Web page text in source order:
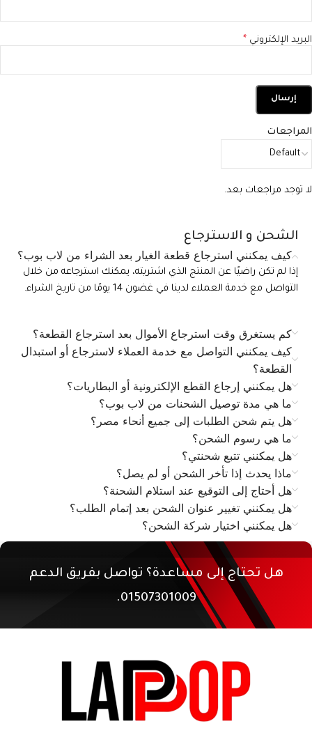
المراجعات
لا توجد مراجعات بعد.
البريد الإلكتروني *
الشحن و الاسترجاع
كيف يمكنني استرجاع قطعة الغيار بعد الشراء من لاب بوب؟
إذا لم تكن راضيًا عن المنتج الذي اشتريته، يمكنك استرجاعه من خلال
التواصل مع خدمة العملاء لدينا في غضون 14 يومًا من تاريخ الشراء.
كم يستغرق وقت استرجاع الأموال بعد استرجاع القطعة؟
كيف يمكنني التواصل مع خدمة العملاء لاسترجاع أو استبدال
القطعة؟
هل يمكنني إرجاع القطع الإلكترونية أو البطاريات؟
ما هي مدة توصيل الشحنات من لاب بوب؟
هل يتم شحن الطلبات إلى جميع أنحاء مصر؟
ما هي رسوم الشحن؟
هل يمكنني تتبع شحنتي؟
ماذا يحدث إذا تأخر الشحن أو لم يصل؟
هل أحتاج إلى التوقيع عند استلام الشحنة؟
هل يمكنني تغيير عنوان الشحن بعد إتمام الطلب؟
هل يمكنني اختيار شركة الشحن؟
هل تحتاج إلى مساعدة؟ تواصل بفريق الدعم
01507301009.